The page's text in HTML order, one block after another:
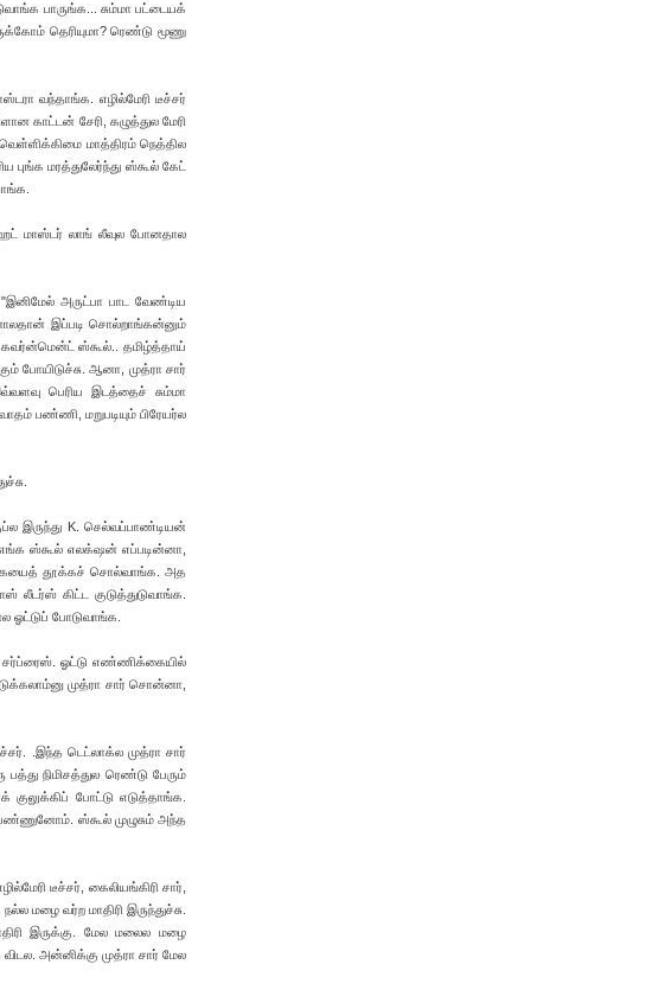
பாருங்க... சும்மா பட்டையக்
தெரியுமா? ரெண்டு மூணு
வந்தாங்க. எழில்மேரி டீச்சர்
காட்டன் சேரி, கழுத்துல மேரி
மாத்திரம் நெத்தில
மரத்துலேர்ந்து ஸ்கூல் கேட்
மாஸ்டர் லாங் லீவுல போனதால
அருட்பா பாட வேண்டிய
இப்படி சொல்றாங்கன்னும்
கவர்ன்மென்ட் ஸ்கூல்.. தமிழ்த்தாய்
போயிடுச்சு. ஆனா, முத்ரா சார்
பெரிய இடத்தைச் சும்மா
பண்ணி, மறுபடியும் பிரேயர்ல
இருந்து K. செல்வப்பாண்டியன்
ஸ்கூல் எலக்‌ஷன் எப்படின்னா,
கையைத் தூக்கச் சொல்வாங்க. அத
கிட்ட குடுத்துடுவாங்க.
ஓட்டுப் போடுவாங்க.
ஓட்டு எண்ணிக்கையில்
முத்ரா சார் சொன்னா,
.இந்த டெட்லாக்ல முத்ரா சார்
நிமிசத்துல ரெண்டு பேரும்
போட்டு எடுத்தாங்க.
பண்ணுனோம். ஸ்கூல் முழுசும் அந்த
டீச்சர், கைலியங்கிரி சார்,
மழை வர்ற மாதிரி இருந்துச்சு.
இருக்கு. மேல மலைல மழை
அன்னிக்கு முத்ரா சார் மேல